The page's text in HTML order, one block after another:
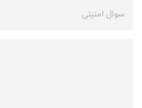
سوال امنیتی